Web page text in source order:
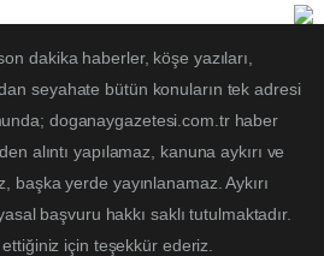
dakika haberler, köşe yazıları,
seyahate bütün konuların tek adresi
doganaygazetesi.com.tr haber
alıntı yapılamaz, kanuna aykırı ve
başka yerde yayınlanamaz. Aykırı
başvuru hakkı saklı tutulmaktadır.
için teşekkür ederiz.